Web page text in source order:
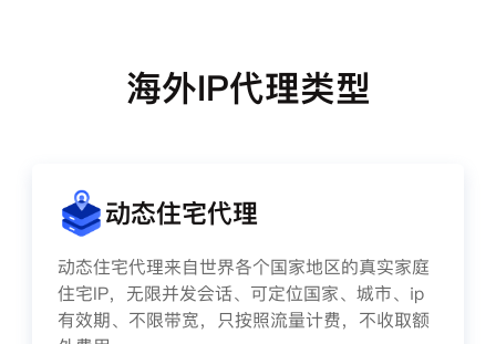
海外IP代理类型
动态住宅代理
动态住宅代理来自世界各个国家地区的真实家庭
住宅IP，无限并发会话、可定位国家、城市、ip
有效期、不限带宽，只按照流量计费，不收取额